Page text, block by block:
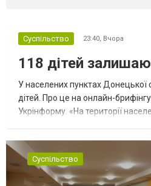
Суспільство 23:40, Вчора
118 дітей
У населених пунктах Донецької
дітей. Про це на онлайн-
Укрінформу. «На території
Суспільство